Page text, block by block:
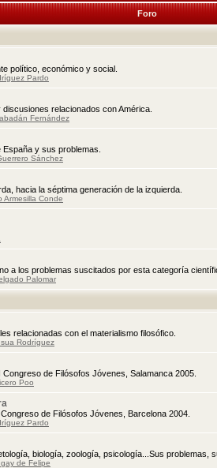
Foro
político, económico y social.
Pardo
relacionados con América.
Fernández
y sus problemas.
Sánchez
hacia la séptima generación de la izquierda.
Armesilla Conde
a los problemas suscitados por esta categoría
Palomar
relacionadas con el materialismo filosófico.
Rodríguez
Congreso de Filósofos Jóvenes, Salamanca 2005.
Poo
de Filósofos Jóvenes, Barcelona 2004.
Pardo
biología, zoología, psicología...Sus problemas,
de Felipe